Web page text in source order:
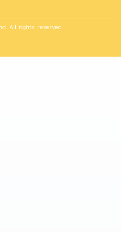
All rights reserved.